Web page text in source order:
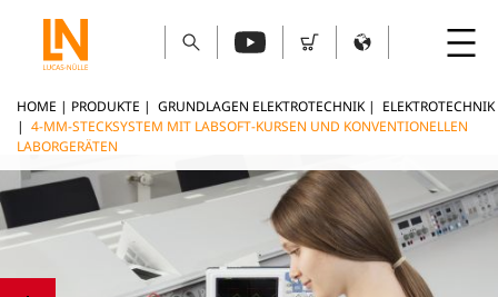
HOME | PRODUKTE | GRUNDLAGEN ELEKTROTECHNIK | ELEKTROTECHNIK
| 4-MM-STECKSYSTEM MIT LABSOFT-KURSEN UND KONVENTIONELLEN
LABORGERÄTEN